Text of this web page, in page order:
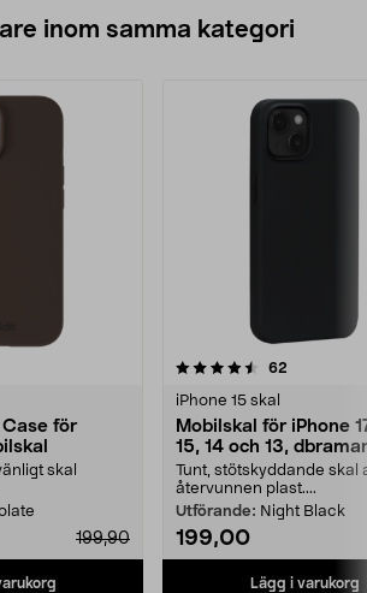
inom samma kategori
för
skal
199,90
62
iPhone 15 skal
Mobilskal för iPhone
15, 14 och 13,
Greenland
Tunt, stötskyddande skal
återvunnen plast....
Utförande: Night Black
199,00
Lägg i varukorg
4.5 av 5 stjärnor